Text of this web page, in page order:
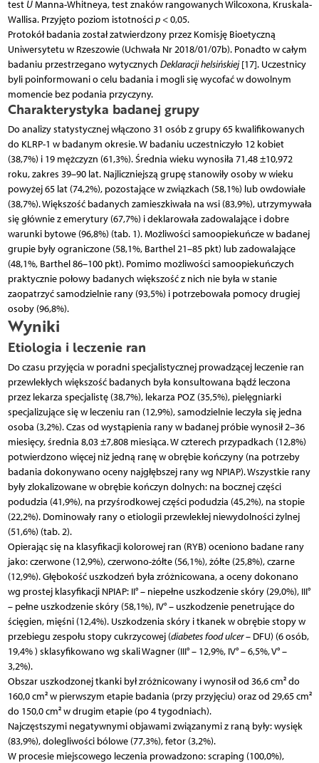
test UManna-Whitneya, test znaków rangowanych Wilcoxona, Kruskala-
Wallisa. Przyjęto poziom istotnościp< 0,05.
Protokół badania został zatwierdzony przez Komisję Bioetyczną
Uniwersytetu w Rzeszowie (Uchwała Nr 2018/01/07b). Ponadto w całym
badaniu przestrzegano wytycznych Deklaracji helsińskiej[17]. Uczestnicy
byli poinformowani o celu badania i mogli się wycofać w dowolnym
momencie bez podania przyczyny.
Charakterystyka badanej grupy
Do analizy statystycznej włączono 31 osób z grupy 65 kwalifikowanych
do KLRP-1 w badanym okresie. W badaniu uczestniczyło 12 kobiet
(38,7%) i 19 mężczyzn (61,3%). Średnia wieku wynosiła 71,48 ±10,972
roku, zakres 39–90 lat. Najliczniejszą grupę stanowiły osoby w wieku
powyżej 65 lat (74,2%), pozostające w związkach (58,1%) lub owdowiałe
(38,7%). Większość badanych zamieszkiwała na wsi (83,9%), utrzymywała
się głównie z emerytury (67,7%) i deklarowała zadowalające i dobre
warunki bytowe (96,8%) (tab. 1). Możliwości samoopiekuńcze w badanej
grupie były ograniczone (58,1%, Barthel 21–85 pkt) lub zadowalające
(48,1%, Barthel 86–100 pkt). Pomimo możliwości samoopiekuńczych
praktycznie połowy badanych większość z nich nie była w stanie
zaopatrzyć samodzielnie rany (93,5%) i potrzebowała pomocy drugiej
osoby (96,8%).
Wyniki
Etiologia i leczenie ran
Do czasu przyjęcia w poradni specjalistycznej prowadzącej leczenie ran
przewlekłych większość badanych była konsultowana bądź leczona
przez lekarza specjalistę (38,7%), lekarza POZ (35,5%), pielęgniarki
specjalizujące się w leczeniu ran (12,9%), samodzielnie leczyła się jedna
osoba (3,2%). Czas od wystąpienia rany w badanej próbie wynosił 2–36
miesięcy, średnia 8,03 ±7,808 miesiąca. W czterech przypadkach (12,8%)
potwierdzono więcej niż jedną ranę w obrębie kończyny (na potrzeby
badania dokonywano oceny najgłębszej rany wg NPIAP). Wszystkie rany
były zlokalizowane w obrębie kończyn dolnych: na bocznej części
podudzia (41,9%), na przyśrodkowej części podudzia (45,2%), na stopie
(22,2%). Dominowały rany o etiologii przewlekłej niewydolności żylnej
(51,6%) (tab. 2).
Opierając się na klasyfikacji kolorowej ran (RYB) oceniono badane rany
jako: czerwone (12,9%), czerwono-żółte (56,1%), żółte (25,8%), czarne
(12,9%). Głębokość uszkodzeń była zróżnicowana, a oceny dokonano
wg prostej klasyfikacji NPIAP: II° – niepełne uszkodzenie skóry (29,0%), III°
– pełne uszkodzenie skóry (58,1%), IV° – uszkodzenie penetrujące do
ścięgien, mięśni (12,4%). Uszkodzenia skóry i tkanek w obrębie stopy w
przebiegu zespołu stopy cukrzycowej (diabetes food ulcer– DFU) (6 osób,
19,4% ) sklasyfikowano wg skali Wagner (III° – 12,9%, IV° – 6,5%, V° –
3,2%).
Obszar uszkodzonej tkanki był zróżnicowany i wynosił od 36,6 cm² do
160,0 cm² w pierwszym etapie badania (przy przyjęciu) oraz od 29,65 cm²
do 150,0 cm² w drugim etapie (po 4 tygodniach).
Najczęstszymi negatywnymi objawami związanymi z raną były: wysięk
(83,9%), dolegliwości bólowe (77,3%), fetor (3,2%).
W procesie miejscowego leczenia prowadzono: scraping (100,0%),